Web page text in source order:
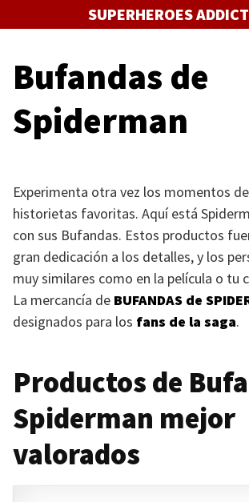
al
SUPERHEROES
Bufandas de
Spiderman
Experimenta otra vez los momentos
historietas favoritas. Aquí está
con sus Bufandas. Estos productos
gran dedicación a los detalles, y los
muy similares como en la película o tu
La mercancía de BUFANDAS de
designados para los fans de la saga.
Productos de
Spiderman mejor
valorados